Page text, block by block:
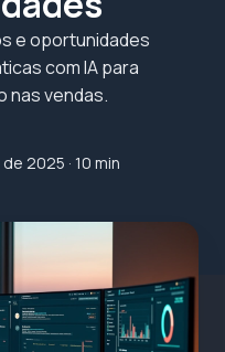
e oportunidades
com IA para
nas vendas.
2025 · 10 min